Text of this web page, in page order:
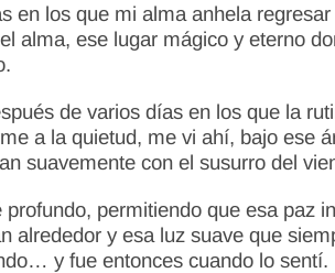
en los que mi alma anhela
alma, ese lugar mágico y eterno
de varios días en los que la
a la quietud, me vi ahí, bajo ese
suavemente con el susurro del
profundo, permitiendo que esa paz
alrededor y esa luz suave que
y fue entonces cuando lo sentí.